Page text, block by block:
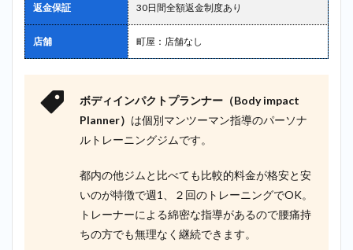
返金保証 30日間全額返金制度あり
店舗 町屋：店舗なし
ボディインパクトプランナー（Body impact
Planner） は個別マンツーマン指導のパーソナ
ルトレーニングジムです。
都内の他ジムと比べても比較的料金が格安と安
いのが特徴で週1、２回のトレーニングでOK。
トレーナーによる綿密な指導があるので腰痛持
ちの方でも無理なく継続できます。